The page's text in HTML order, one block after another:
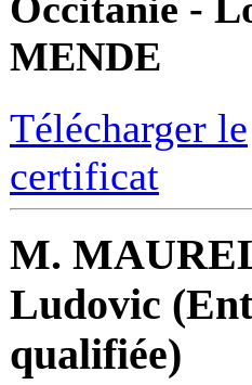
MENDE
Télécharger le
certificat
M.
Ludovic
qualifiée)